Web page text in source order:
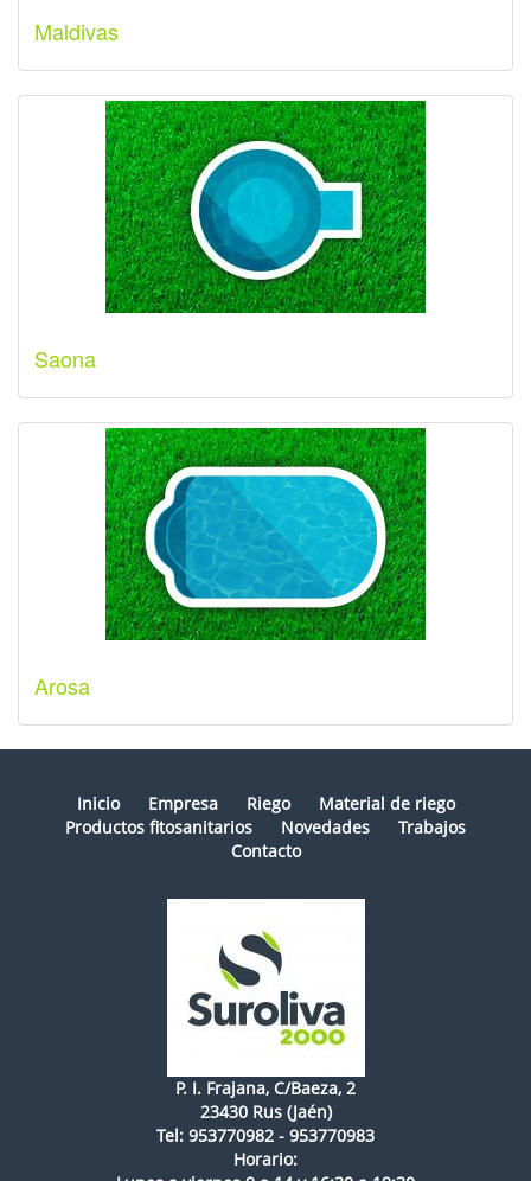
Maldivas
Saona
Arosa
Inicio Empresa Riego
Material de riego
Productos fitosanitarios
Novedades
Trabajos
Contacto
P. I. Frajana, C/Baeza, 2
23430 Rus (Jaén)
Tel: 953770982 - 953770983
Horario: